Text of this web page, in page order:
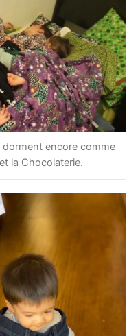
encore comme
la Chocolaterie.